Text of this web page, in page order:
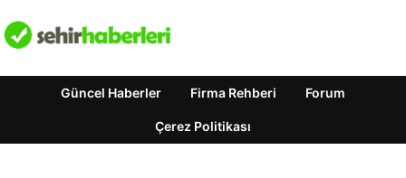
Güncel Haberler Firma Rehberi Forum
Çerez Politikası